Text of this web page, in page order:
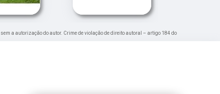
a autorização do autor. Crime de violação de direito autoral – artigo 184 do